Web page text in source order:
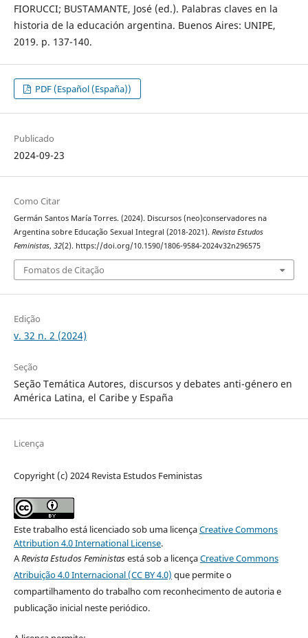
FIORUCCI; BUSTAMANTE, José (ed.). Palabras claves en la
historia de la educación argentina. Buenos Aires: UNIPE,
2019. p. 137-140.
PDF (Español (España))
Publicado
2024-09-23
Como Citar
Germán Santos María Torres. (2024). Discursos (neo)conservadores na
Argentina sobre Educação Sexual Integral (2018-2021). Revista Estudos
Feministas, 32(2). https://doi.org/10.1590/1806-9584-2024v32n296575
Fomatos de Citação
Edição
v. 32 n. 2 (2024)
Seção
Seção Temática Autores, discursos y debates anti-género en
América Latina, el Caribe y España
Licença
Copyright (c) 2024 Revista Estudos Feministas
Este trabalho está licenciado sob uma licençaCreative Commons
Attribution 4.0 International License.
ARevista Estudos Feministasestá sob a licençaCreative Commons
Atribuição 4.0 Internacional (CC BY 4.0) que permite o
compartilhamento do trabalho com reconhecimento de autoria e
publicação inicial neste periódico.